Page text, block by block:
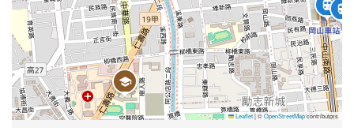
21樓以上
~ 樓
格局
Leaflet|©OpenStreetMapcontributors